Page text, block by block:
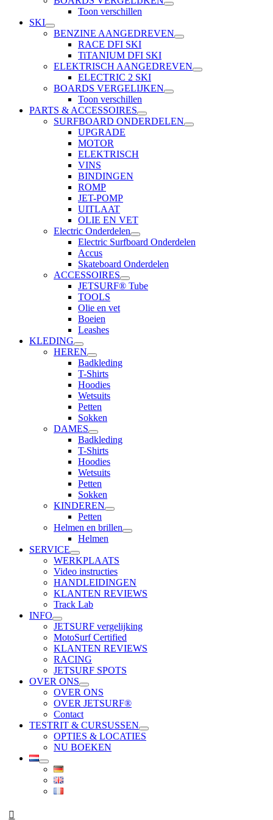
Toon verschillen
SKI
BENZINE AANGEDREVEN
RACE DFI SKI
TiTANIUM DFI SKI
ELEKTRISCH AANGEDREVEN
ELECTRIC 2 SKI
BOARDS VERGELIJKEN
Toon verschillen
PARTS & ACCESSOIRES
SURFBOARD ONDERDELEN
UPGRADE
MOTOR
ELEKTRISCH
VINS
BINDINGEN
ROMP
JET-POMP
UITLAAT
OLIE EN VET
Electric Onderdelen
Electric Surfboard Onderdelen
Accus
Skateboard Onderdelen
ACCESSOIRES
JETSURF® Tube
TOOLS
Olie en vet
Boeien
Leashes
KLEDING
HEREN
Badkleding
T-Shirts
Hoodies
Wetsuits
Petten
Sokken
DAMES
Badkleding
T-Shirts
Hoodies
Wetsuits
Petten
Sokken
KINDEREN
Petten
Helmen en brillen
Helmen
SERVICE
WERKPLAATS
Video instructies
HANDLEIDINGEN
KLANTEN REVIEWS
Track Lab
INFO
JETSURF vergelijking
MotoSurf Certified
KLANTEN REVIEWS
RACING
JETSURF SPOTS
OVER ONS
OVER ONS
OVER JETSURF®
Contact
TESTRIT & CURSUSSEN
OPTIES & LOCATIES
NU BOEKEN